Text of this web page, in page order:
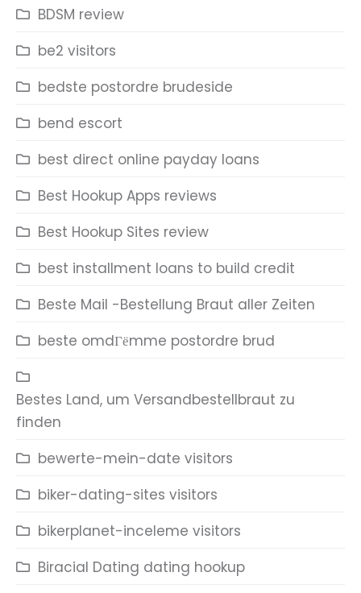
BDSM review
be2 visitors
bedste postordre brudeside
bend escort
best direct online payday loans
Best Hookup Apps reviews
Best Hookup Sites review
best installment loans to build credit
Beste Mail -Bestellung Braut aller Zeiten
beste omdГёmme postordre brud
Bestes Land, um Versandbestellbraut zu
finden
bewerte-mein-date visitors
biker-dating-sites visitors
bikerplanet-inceleme visitors
Biracial Dating dating hookup